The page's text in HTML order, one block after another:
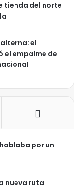
tienda del norte
el
el empalme de
por un
nueva ruta